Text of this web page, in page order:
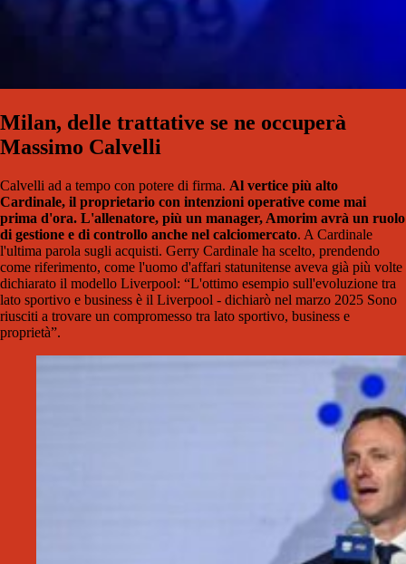
Milan, delle trattative se ne occuperà
Massimo Calvelli
Calvelli ad a tempo con potere di firma. Al vertice più alto
Cardinale, il proprietario con intenzioni operative come mai
prima d'ora. L'allenatore, più un manager, Amorim avrà un ruolo
di gestione e di controllo anche nel calciomercato. A Cardinale
l'ultima parola sugli acquisti. Gerry Cardinale ha scelto, prendendo
come riferimento, come l'uomo d'affari statunitense aveva già più volte
dichiarato il modello Liverpool: “L'ottimo esempio sull'evoluzione tra
lato sportivo e business è il Liverpool - dichiarò nel marzo 2025 Sono
riusciti a trovare un compromesso tra lato sportivo, business e
proprietà”.